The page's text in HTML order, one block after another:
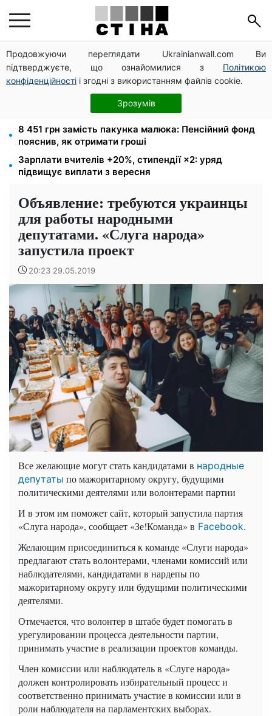
Продовжуючи переглядати Ukrainianwall.com Ви
підтверджуєте, що ознайомилися з Політикою
конфіденційності і згодні з використанням файлів cookie.
Зрозумів
Пенсія по інвалідності III групи з вересня: від 2595
до 10 625 грн — хто скільки отримає
Мавіки, зарядні станції та апарати для реанімації:
Християнський корпус передав вантаж на
Запорізький та Покровський напрямки
8 451 грн замість пакунка малюка: Пенсійний фонд
пояснив, як отримати гроші
Зарплати вчителів +20%, стипендії ×2: уряд
підвищує виплати з вересня
Объявление: требуются украинцы
для работы народными
депутатами. «Слуга народа»
запустила проект
20:23 29.05.2019
Все желающие могут стать кандидатами в народные
депутаты по мажоритарному округу, будущими
политическими деятелями или волонтерами партии
И в этом им поможет сайт, который запустила партия
«Слуга народа», сообщает «Зе!Команда» в Facebook.
Желающим присоединиться к команде «Слуги народа»
предлагают стать волонтерами, членами комиссий или
наблюдателями, кандидатами в нардепы по
мажоритарному округу или будущими политическими
деятелями.
Отмечается, что волонтер в штабе будет помогать в
урегулировании процесса деятельности партии,
принимать участие в реализации проектов команды.
Член комиссии или наблюдатель в «Слуге народа»
должен контролировать избирательный процесс и
соответственно принимать участие в комиссии или в
роли наблюдателя на парламентских выборах.